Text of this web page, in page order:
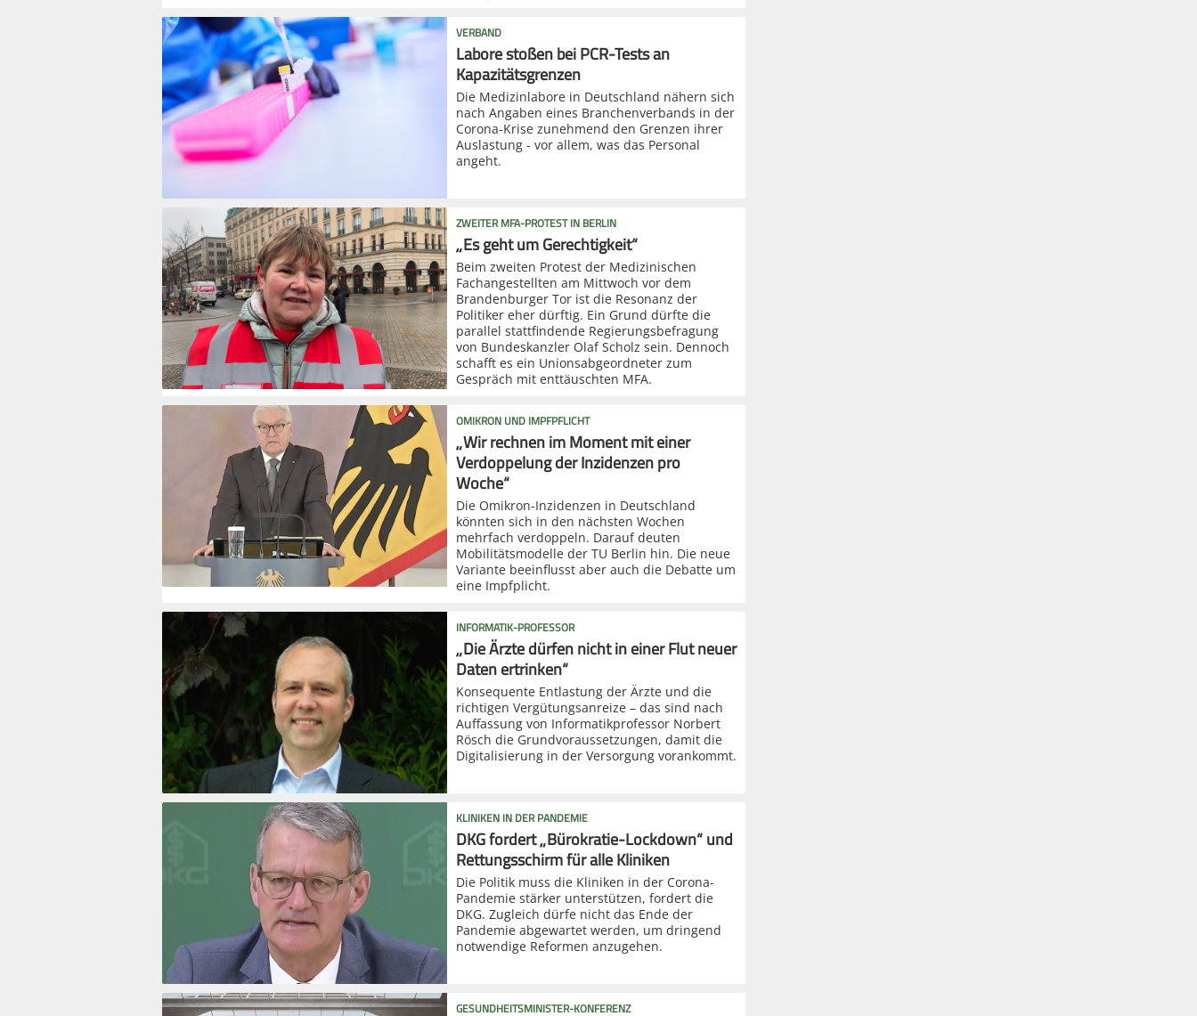
VERBAND
Labore stoßen bei PCR-Tests an
Kapazitätsgrenzen
Die Medizinlabore in Deutschland nähern sich
nach Angaben eines Branchenverbands in der
Corona-Krise zunehmend den Grenzen ihrer
Auslastung - vor allem, was das Personal
angeht.
ZWEITER MFA-PROTEST IN BERLIN
„Es geht um Gerechtigkeit“
Beim zweiten Protest der Medizinischen
Fachangestellten am Mittwoch vor dem
Brandenburger Tor ist die Resonanz der
Politiker eher dürftig. Ein Grund dürfte die
parallel stattfindende Regierungsbefragung
von Bundeskanzler Olaf Scholz sein. Dennoch
schafft es ein Unionsabgeordneter zum
Gespräch mit enttäuschten MFA.
OMIKRON UND IMPFPFLICHT
„Wir rechnen im Moment mit einer
Verdoppelung der Inzidenzen pro
Woche“
Die Omikron-Inzidenzen in Deutschland
könnten sich in den nächsten Wochen
mehrfach verdoppeln. Darauf deuten
Mobilitätsmodelle der TU Berlin hin. Die neue
Variante beeinflusst aber auch die Debatte um
eine Impfplicht.
INFORMATIK-PROFESSOR
„Die Ärzte dürfen nicht in einer Flut neuer
Daten ertrinken“
Konsequente Entlastung der Ärzte und die
richtigen Vergütungsanreize – das sind nach
Auffassung von Informatikprofessor Norbert
Rösch die Grundvoraussetzungen, damit die
Digitalisierung in der Versorgung vorankommt.
KLINIKEN IN DER PANDEMIE
DKG fordert „Bürokratie-Lockdown“ und
Rettungsschirm für alle Kliniken
Die Politik muss die Kliniken in der Corona-
Pandemie stärker unterstützen, fordert die
DKG. Zugleich dürfe nicht das Ende der
Pandemie abgewartet werden, um dringend
notwendige Reformen anzugehen.
GESUNDHEITSMINISTER-KONFERENZ